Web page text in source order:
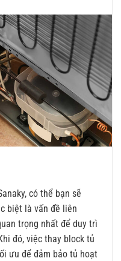
có thể bạn sẽ
biệt là vấn đề liên
trọng nhất để duy trì
đó, việc thay block tủ
ưu để đảm bảo tủ hoạt